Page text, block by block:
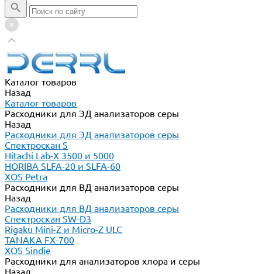
Каталог товаров
Назад
Каталог товаров
Расходники для ЭД анализаторов серы
Назад
Расходники для ЭД анализаторов серы
Спектроскан S
Hitachi Lab-X 3500 и 5000
HORIBA SLFA-20 и SLFA-60
XOS Petra
Расходники для ВД анализаторов серы
Назад
Расходники для ВД анализаторов серы
Спектроскан SW-D3
Rigaku Mini-Z и Micro-Z ULC
TANAKA FX-700
XOS Sindie
Расходники для анализаторов хлора и серы
Назад